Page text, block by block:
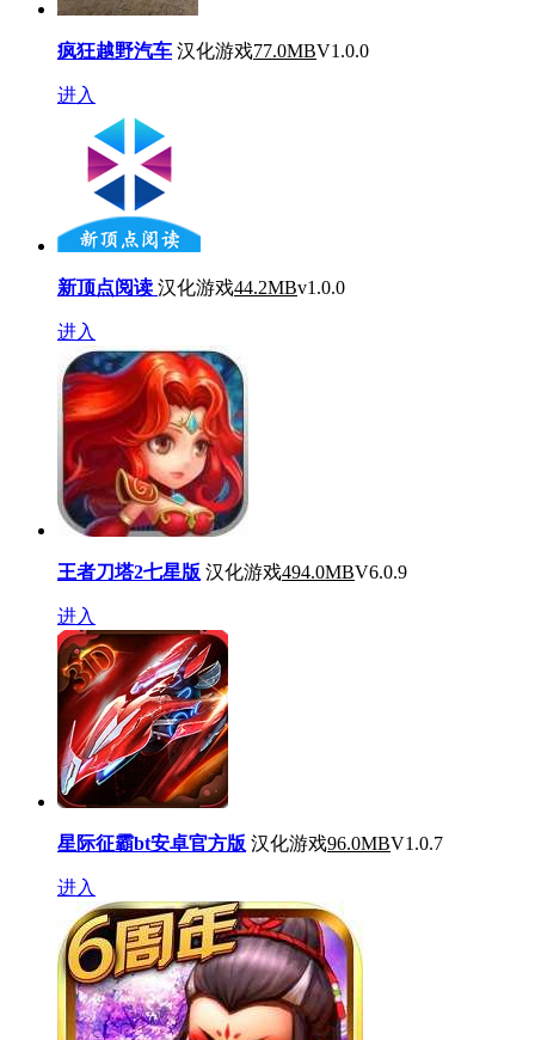
疯狂越野汽车 汉化游戏77.0MBV1.0.0
进入
新顶点阅读 汉化游戏44.2MBv1.0.0
进入
王者刀塔2七星版 汉化游戏494.0MBV6.0.9
进入
星际征霸bt安卓官方版 汉化游戏96.0MBV1.0.7
进入